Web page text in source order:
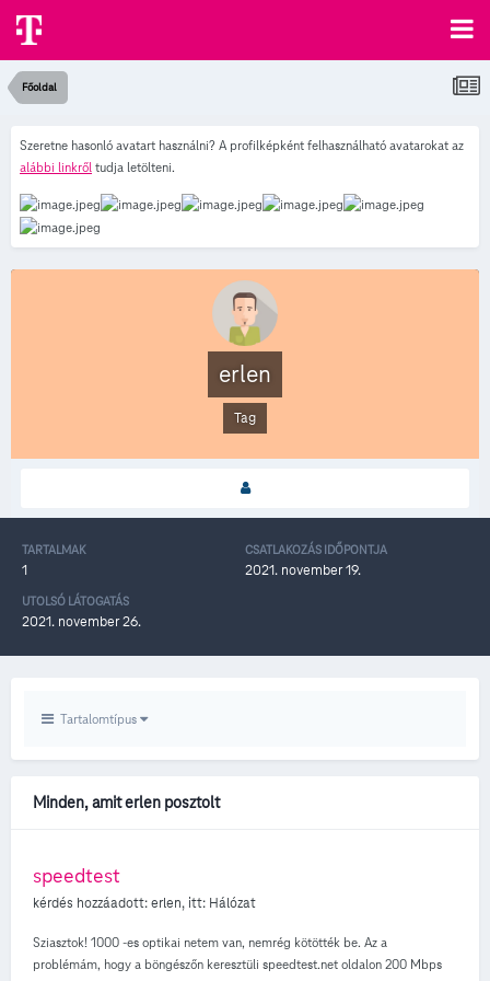
Főoldal
Szeretne hasonló avatart használni? A profilképként felhasználható avatarokat az
alábbi linkről tudja letölteni.
erlen
Tag
TARTALMAK
1
CSATLAKOZÁS IDŐPONTJA
2021. november 19.
UTOLSÓ LÁTOGATÁS
2021. november 26.
Tartalomtípus
Minden, amit erlen posztolt
speedtest
kérdés hozzáadott:erlen, itt: Hálózat
Sziasztok! 1000 -es optikai netem van, nemrég kötötték be. Az a
problémám, hogy a böngészőn keresztüli speedtest.net oldalon 200 Mbps